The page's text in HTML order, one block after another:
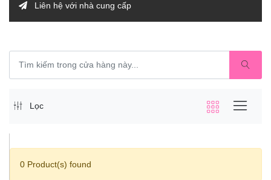
Liên hệ với nhà cung cấp
Lọc
0 Product(s) found